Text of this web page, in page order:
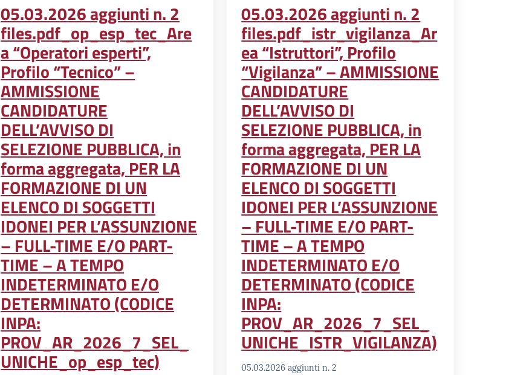
05.03.2026 aggiunti n. 2
files.pdf_op_esp_tec_Are
a “Operatori esperti”,
Profilo “Tecnico” –
AMMISSIONE
CANDIDATURE
DELL’AVVISO DI
SELEZIONE PUBBLICA, in
forma aggregata, PER LA
FORMAZIONE DI UN
ELENCO DI SOGGETTI
IDONEI PER L’ASSUNZIONE
– FULL-TIME E/O PART-
TIME – A TEMPO
INDETERMINATO E/O
DETERMINATO (CODICE
INPA:
PROV_AR_2026_7_SEL_
UNICHE_op_esp_tec)
05.03.2026 aggiunti n. 2
files.pdf_istr_vigilanza_Ar
ea “Istruttori”, Profilo
“Vigilanza” – AMMISSIONE
CANDIDATURE
DELL’AVVISO DI
SELEZIONE PUBBLICA, in
forma aggregata, PER LA
FORMAZIONE DI UN
ELENCO DI SOGGETTI
IDONEI PER L’ASSUNZIONE
– FULL-TIME E/O PART-
TIME – A TEMPO
INDETERMINATO E/O
DETERMINATO (CODICE
INPA:
PROV_AR_2026_7_SEL_
UNICHE_ISTR_VIGILANZA)
05.03.2026 aggiunti n. 2